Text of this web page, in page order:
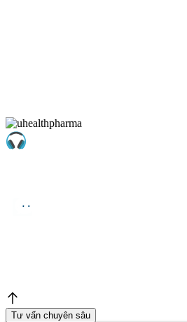
Tư vấn chuyên sâu